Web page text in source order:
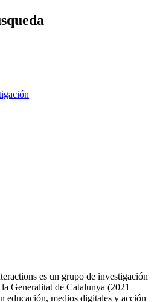
es un grupo de investigación
Generalitat de Catalunya (2021
educación, medios digitales y acción